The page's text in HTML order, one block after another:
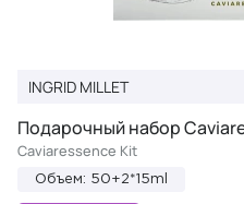
INGRID MILLET
Подарочный набор
Caviaressence Kit
Объем: 50+2*15ml